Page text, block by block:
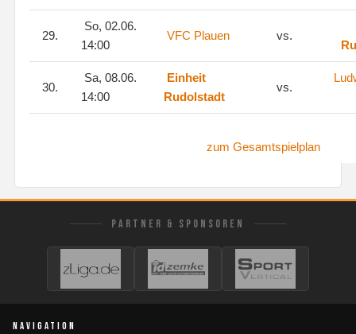
29.
So, 02.06.
14:00
VFC Plauen vs.
30.
Sa, 08.06.
14:00
Einheit
Rudolstadt
vs.
zum Gesamtspielplan
PARTNER & SPONSOREN
NAVIGATION